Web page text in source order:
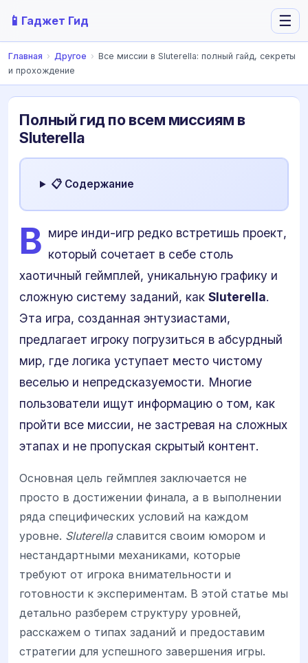
📱 Гаджет Гид ☰
Главная › Другое › Все миссии в Sluterella: полный гайд, секреты
и прохождение
Полный гид по всем миссиям в
Sluterella
📋 Содержание
В мире инди-игр редко встретишь проект,
который сочетает в себе столь
хаотичный геймплей, уникальную графику и
сложную систему заданий, как Sluterella.
Эта игра, созданная энтузиастами,
предлагает игроку погрузиться в абсурдный
мир, где логика уступает место чистому
веселью и непредсказуемости. Многие
пользователи ищут информацию о том, как
пройти все миссии, не застревая на сложных
этапах и не пропуская скрытый контент.
Основная цель геймплея заключается не
просто в достижении финала, а в выполнении
ряда специфических условий на каждом
уровне. Sluterellaславится своим юмором и
нестандартными механиками, которые
требуют от игрока внимательности и
готовности к экспериментам. В этой статье мы
детально разберем структуру уровней,
расскажем о типах заданий и предоставим
стратегии для успешного завершения игры.